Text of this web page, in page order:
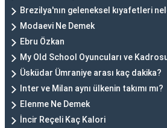
Brezilya'nın geleneksel kıyafetleri
Modaevi Ne Demek
Ebru Özkan
My Old School Oyuncuları ve
Üsküdar Ümraniye arası kaç dakika?
Inter ve Milan aynı ülkenin takımı mı?
Elenme Ne Demek
İncir Reçeli Kaç Kalori